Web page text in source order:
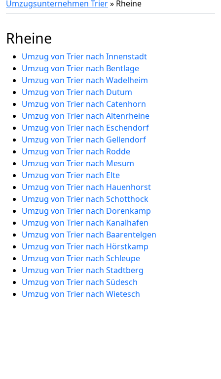
Umzugsunternehmen Trier» Rheine
Rheine
Umzug von Trier nach Innenstadt
Umzug von Trier nach Bentlage
Umzug von Trier nach Wadelheim
Umzug von Trier nach Dutum
Umzug von Trier nach Catenhorn
Umzug von Trier nach Altenrheine
Umzug von Trier nach Eschendorf
Umzug von Trier nach Gellendorf
Umzug von Trier nach Rodde
Umzug von Trier nach Mesum
Umzug von Trier nach Elte
Umzug von Trier nach Hauenhorst
Umzug von Trier nach Schotthock
Umzug von Trier nach Dorenkamp
Umzug von Trier nach Kanalhafen
Umzug von Trier nach Baarentelgen
Umzug von Trier nach Hörstkamp
Umzug von Trier nach Schleupe
Umzug von Trier nach Stadtberg
Umzug von Trier nach Südesch
Umzug von Trier nach Wietesch